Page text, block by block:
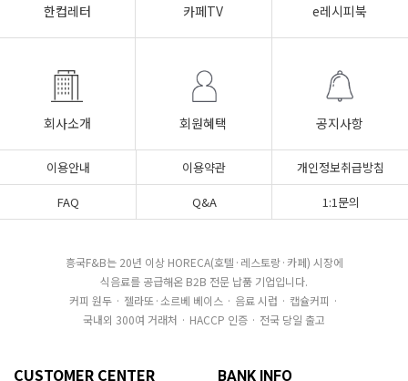
한컵레터 카페TV e레시피북
회사소개 회원혜택 공지사항
이용안내 이용약관
개인정보취급방침
FAQ
Q&A 1:1문의
흥국F&B는 20년 이상 HORECA(호텔·레스토랑·카페) 시장에
식음료를 공급해온 B2B 전문 납품 기업입니다.
커피 원두 · 젤라또·소르베 베이스 · 음료 시럽 · 캡슐커피 ·
국내외 300여 거래처 · HACCP 인증 · 전국 당일 출고
CUSTOMER CENTER BANK INFO